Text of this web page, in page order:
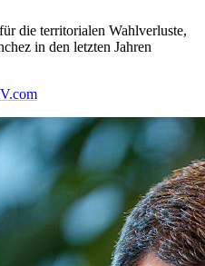
die territorialen Wahlverluste,
in den letzten Jahren